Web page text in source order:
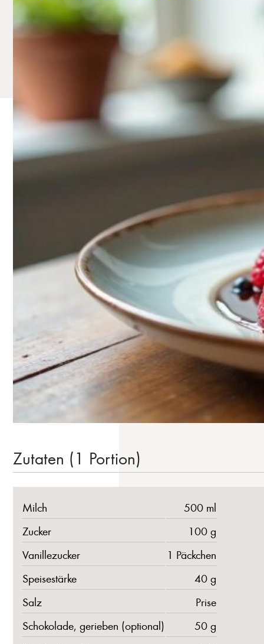
Zutaten (1 Portion)
Milch
500 ml
Zucker
100 g
Vanillezucker
1 Päckchen
Speisestärke
40 g
Salz
Prise
Schokolade, gerieben (optional)
50 g